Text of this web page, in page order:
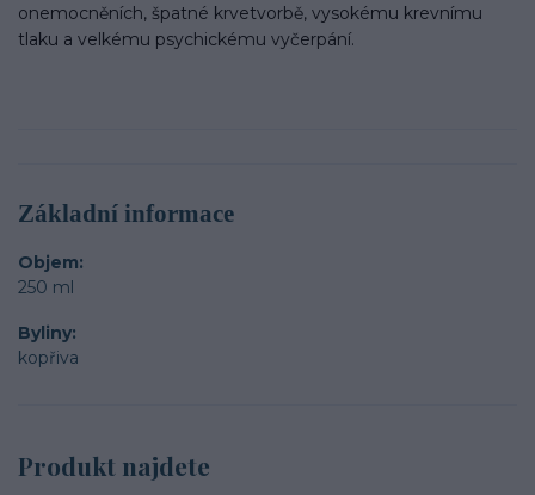
onemocněních, špatné krvetvorbě, vysokému krevnímu
tlaku a velkému psychickému vyčerpání.
Základní informace
Objem
250 ml
Byliny
kopřiva
Produkt najdete